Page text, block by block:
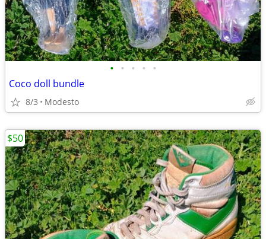
• • • • •
Coco doll bundle
8/3 Modesto
$50